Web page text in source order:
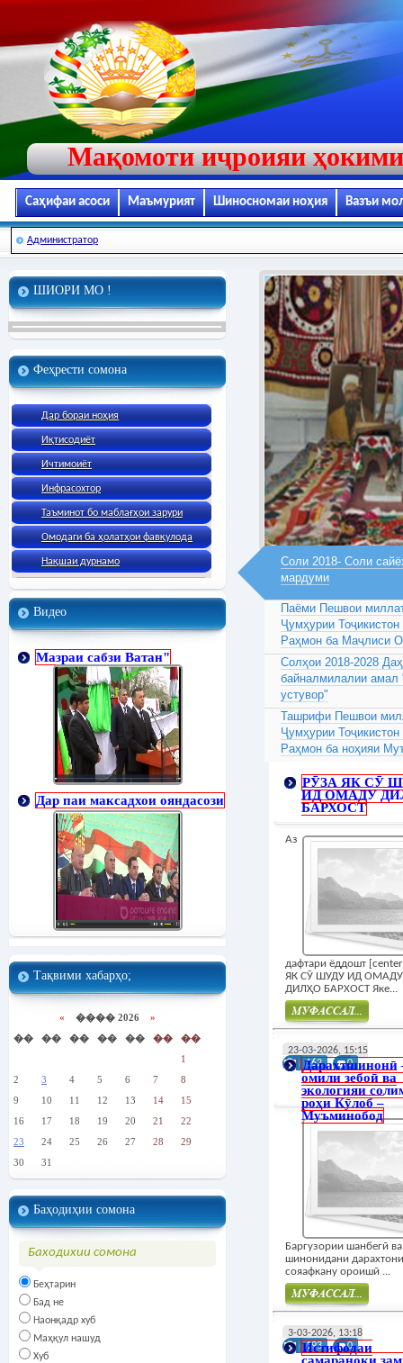
Мақомоти иҷроияи
Саҳифаи асоси Маъмурият Шиносномаи ноҳия Вазъи
Администратор
ШИОРИ МО !
Феҳрести сомона
Дар бораи ноҳия
Иқтисодиёт
Ичтимоиёт
Инфрасохтор
Таъминот бо маблағҳои зарури
Омодаги ба ҳолатҳои фавқулода
Нақшаи дурнамо
Видео
Мазраи сабзи Ватан"
Дар паи максадхои ояндасози
Тақвими хабарҳо;
« ���� 2026 »
��
�� �� �� �� ��
��
1
2
3 4 5 6 7
8
9
10 11 12 13 14
15
16
17 18 19 20 21
22
23
24 25 26 27 28
29
30
31
Баҳодиҳии сомона
Баходихии сомона
Беҳтарин
Бад не
Наонқадр хуб
Маҳқул нашуд
Хуб
Соли 2018- Соли
мардуми
Паёми Пешвои
Ҷумҳурии
Раҳмон ба Маҷлиси
Солҳои 2018-2028
байналмилалии
устувор"
Ташрифи Пешвои
Ҷумҳурии
Раҳмон ба ноҳияи
РӮЗА ЯК СӮ
ИД ОМАДУ
БАРХОСТ
Аз
дафтари ёддошт
ЯК СӮ ШУДУ ИД ОМАДУ
ДИЛҲО БАРХОСТ Яке...
23-03-2026, 15:15
162
0
Дарахтшинонӣ
омили зебоӣ ва
экологияи
роҳи Кӯлоб –
Муъминобод
Баргузории шанбегӣ ва
шинонидани дарахтони
сояафкану ороишӣ ...
3-03-2026, 13:18
193
0
Истифодаи